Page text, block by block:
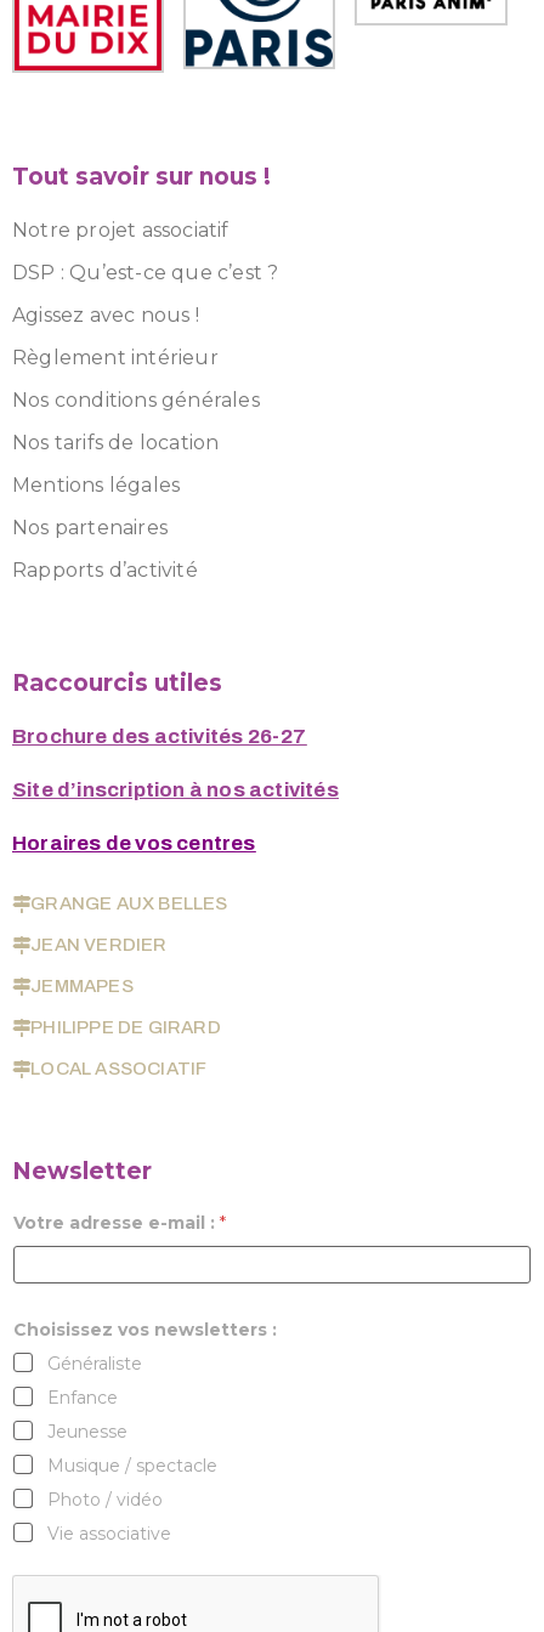
Tout savoir sur nous !
Notre projet associatif
DSP : Qu’est-ce que c’est ?
Agissez avec nous !
Règlement intérieur
Nos conditions générales
Nos tarifs de location
Mentions légales
Nos partenaires
Rapports d’activité
Raccourcis utiles
Brochure des activités 26-27
Site d’inscription à nos activités
Horaires de vos centres
GRANGE AUX BELLES
JEAN VERDIER
JEMMAPES
PHILIPPE DE GIRARD
LOCAL ASSOCIATIF
Newsletter
Votre adresse e-mail : *
Choisissez vos newsletters :
Généraliste
Enfance
Jeunesse
Musique / spectacle
Photo / vidéo
Vie associative